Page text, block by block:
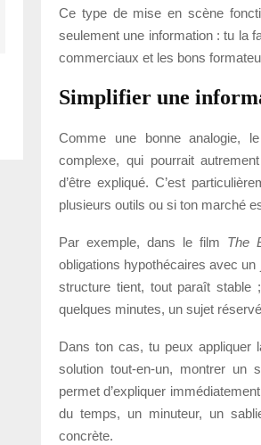
Ce type de mise en scène
seulement une information : tu la
commerciaux et les bons
Simplifier une
Comme une bonne analogie,
complexe, qui pourrait
d’être expliqué. C’est
plusieurs outils ou si ton marché
Par exemple, dans le film The
obligations hypothécaires avec
structure tient, tout paraît stable
quelques minutes, un sujet
Dans ton cas, tu peux appliquer
solution tout-en-un, montrer un
permet d’expliquer
du temps, un minuteur, un
concrète.